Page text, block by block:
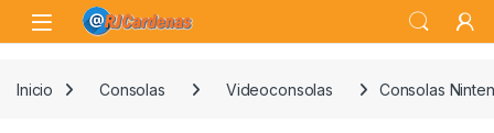
Skip to navigation
Skip to content
Open
Inicio Consolas Videoconsolas Consolas